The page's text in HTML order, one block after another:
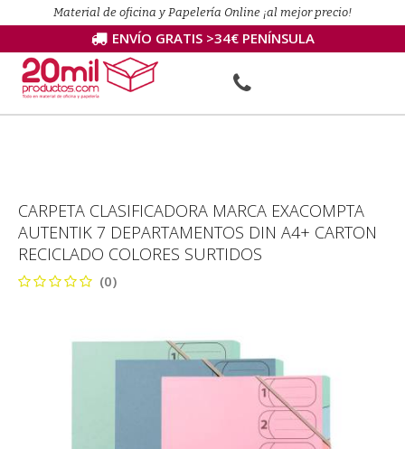
Material de oficina y Papelería Online ¡al mejor precio!
ENVÍO GRATIS >34€ PENÍNSULA
CARPETA CLASIFICADORA MARCA EXACOMPTA
AUTENTIK 7 DEPARTAMENTOS DIN A4+ CARTON
RECICLADO COLORES SURTIDOS
(0)